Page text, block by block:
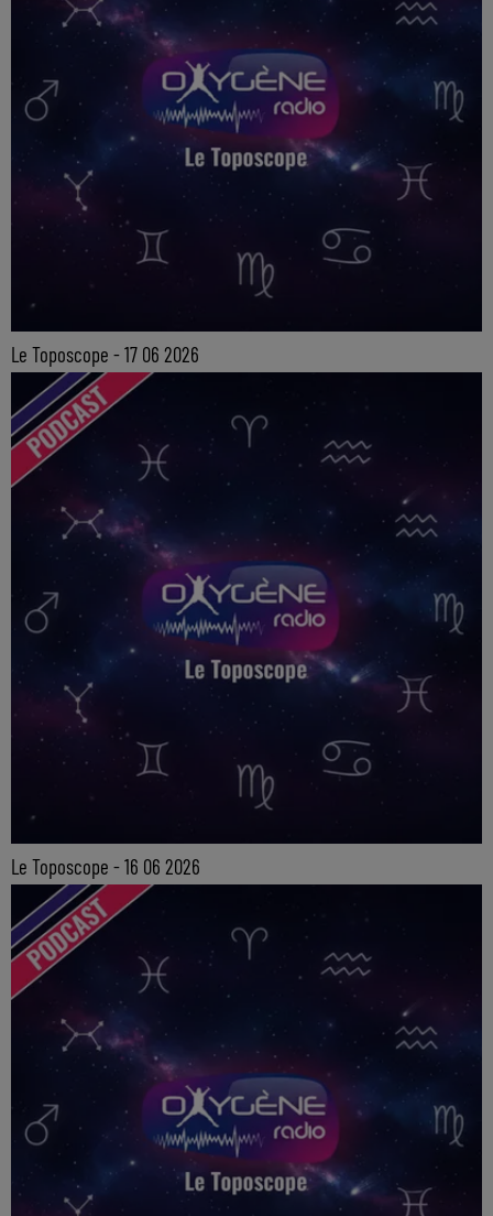
Le Toposcope - 17 06 2026
Le Toposcope - 16 06 2026